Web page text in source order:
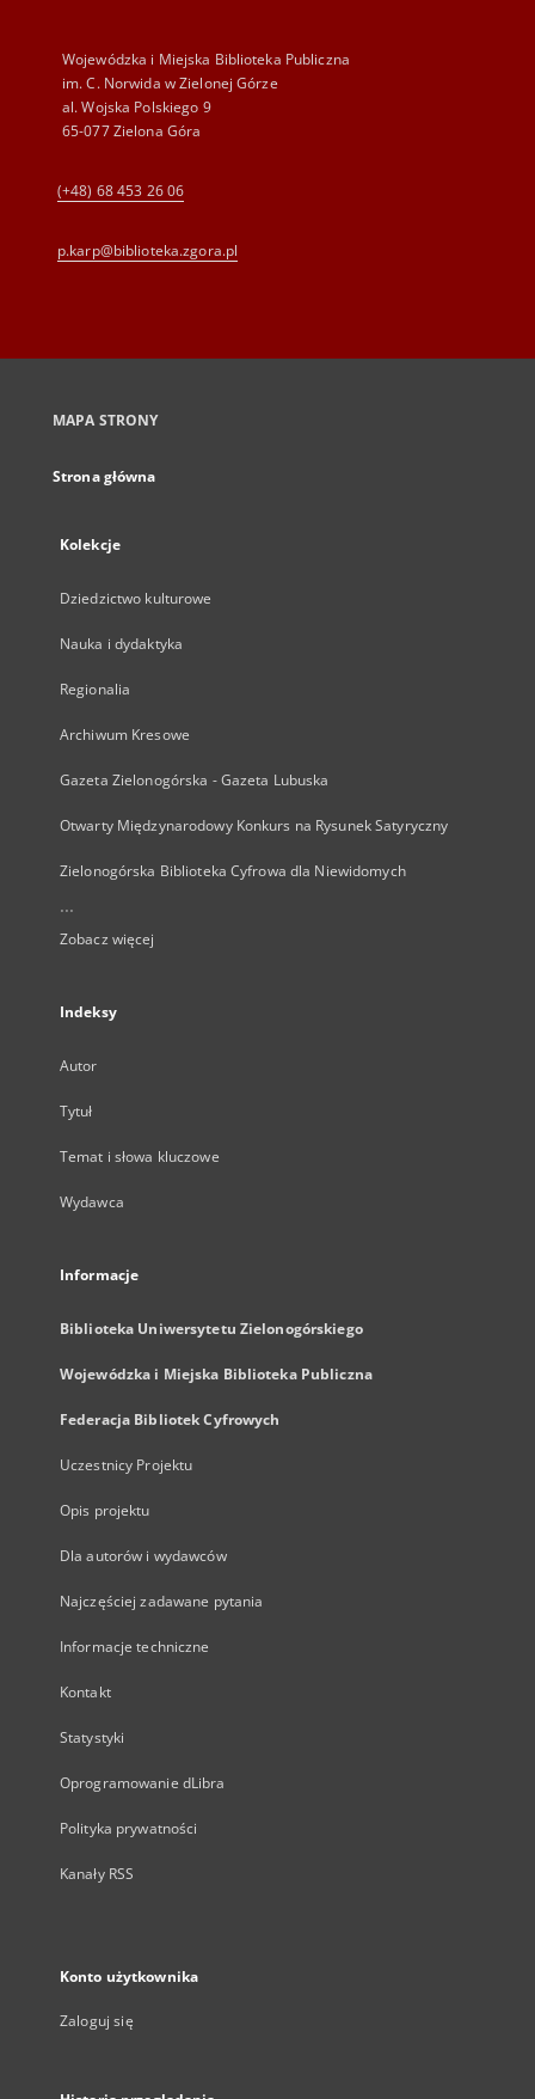
Wojewódzka i Miejska Biblioteka Publiczna
im. C. Norwida w Zielonej Górze
al. Wojska Polskiego 9
65-077 Zielona Góra
(+48) 68 453 26 06
p.karp@biblioteka.zgora.pl
MAPA STRONY
Strona główna
Kolekcje
Dziedzictwo kulturowe
Nauka i dydaktyka
Regionalia
Archiwum Kresowe
Gazeta Zielonogórska - Gazeta Lubuska
Otwarty Międzynarodowy Konkurs na Rysunek Satyryczny
Zielonogórska Biblioteka Cyfrowa dla Niewidomych
...
Zobacz więcej
Indeksy
Autor
Tytuł
Temat i słowa kluczowe
Wydawca
Informacje
Biblioteka Uniwersytetu Zielonogórskiego
Wojewódzka i Miejska Biblioteka Publiczna
Federacja Bibliotek Cyfrowych
Uczestnicy Projektu
Opis projektu
Dla autorów i wydawców
Najczęściej zadawane pytania
Informacje techniczne
Kontakt
Statystyki
Oprogramowanie dLibra
Polityka prywatności
Kanały RSS
Konto użytkownika
Zaloguj się